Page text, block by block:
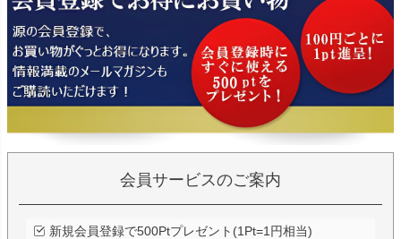
会員サービスのご案内
新規会員登録で500Ptプレゼント(1Pt=1円相当)